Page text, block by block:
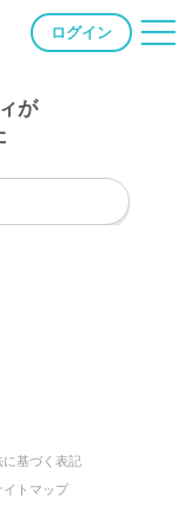
ログイン
が
基づく表記
イトマップ